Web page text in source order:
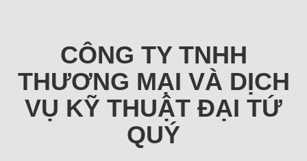
CÔNG TY TNHH
THƯƠNG MẠI VÀ DỊCH
VỤ KỸ THUẬT ĐẠI TỨ
QUÝ